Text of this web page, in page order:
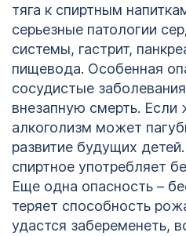
тяга к спиртным
серьезные патологии
системы, гастрит,
пищевода. Особенная
сосудистые
внезапную смерть.
алкоголизм может
развитие будущих
спиртное употребляет
Еще одна опасность –
теряет способность
удастся забеременеть,